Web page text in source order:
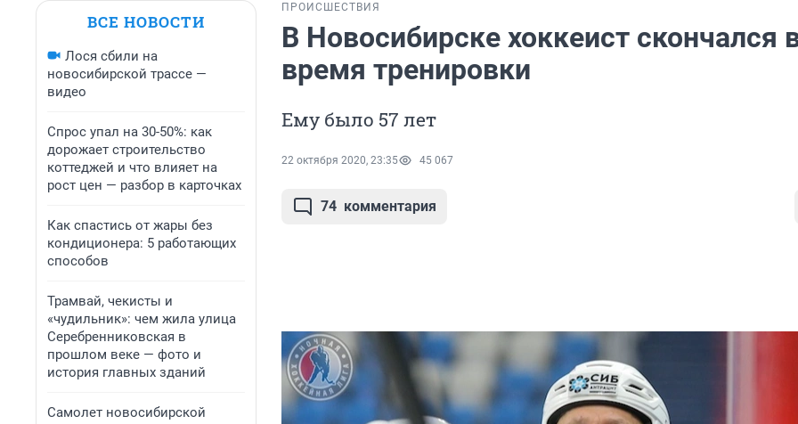
ВСЕ НОВОСТИ
Лося сбили на
новосибирской трассе —
видео
Спрос упал на 30-50%: как
дорожает строительство
коттеджей и что влияет на
рост цен — разбор в карточках
Как спастись от жары без
кондиционера: 5 работающих
способов
Трамвай, чекисты и
«чудильник»: чем жила улица
Серебренниковская в
прошлом веке — фото и
история главных зданий
Самолет новосибирской
ПРОИСШЕСТВИЯ
В Новосибирске хоккеист скончался
время тренировки
Ему было 57 лет
22 октября 2020, 23:35 45 067
74 комментария